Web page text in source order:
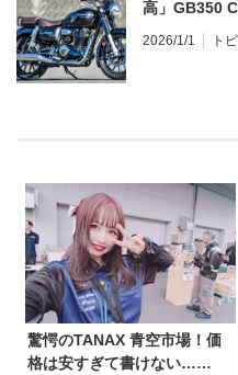
高」GB350
2026/1/1 ト
驚愕のTANAX 青空市場！価
格は安すぎて書けない……